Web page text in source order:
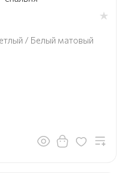
/ Белый матовый